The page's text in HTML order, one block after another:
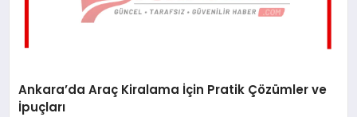
Ankara’da Araç Kiralama İçin Pratik Çözümler ve
İpuçları